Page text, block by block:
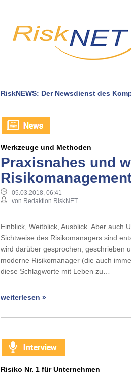
RiskNEWS: Der Newsdienst des
Werkzeuge und Methoden
Praxisnahes und
05.03.2018, 06:41
von Redaktion RiskNET
Einblick, Weitblick, Ausblick. Aber auch
Sichtweise des Risikomanagers sind
wird darüber gesprochen, geschrieben
moderne Risikomanager (die auch
diese Schlagworte mit Leben zu…
weiterlesen »
Risiko Nr. 1 für Unternehmen